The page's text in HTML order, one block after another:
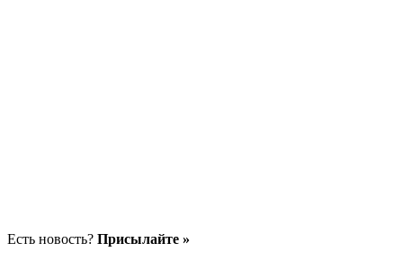
Есть новость? Присылайте »